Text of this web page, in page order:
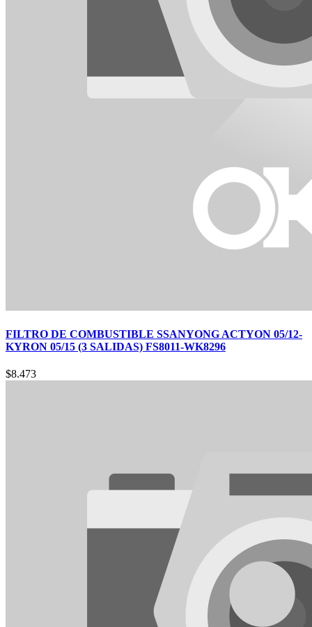
FILTRO DE COMBUSTIBLE SSANYONG ACTYON 05/12-
KYRON 05/15 (3 SALIDAS) FS8011-WK8296
$8.473